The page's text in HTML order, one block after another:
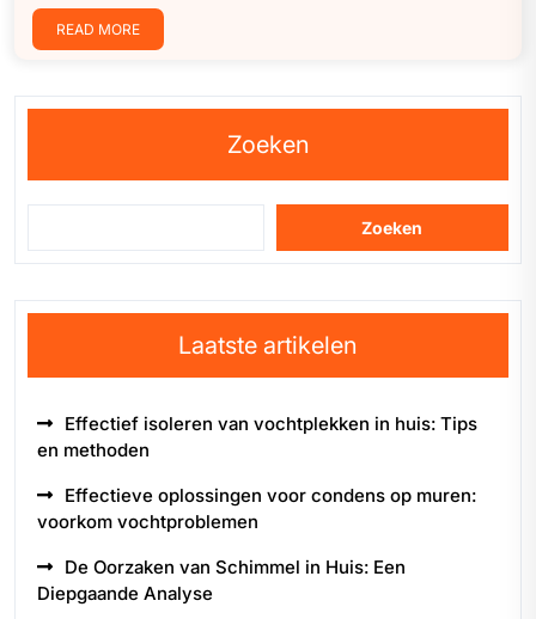
READ MORE
Zoeken
Zoeken
Laatste artikelen
Effectief isoleren van vochtplekken in huis: Tips
en methoden
Effectieve oplossingen voor condens op muren:
voorkom vochtproblemen
De Oorzaken van Schimmel in Huis: Een
Diepgaande Analyse